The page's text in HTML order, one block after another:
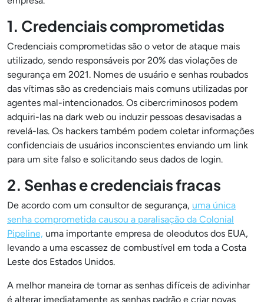
1. Credenciais comprometidas
Credenciais comprometidas são o vetor de ataque mais
utilizado, sendo responsáveis por 20% das violações de
segurança em 2021. Nomes de usuário e senhas roubados
das vítimas são as credenciais mais comuns utilizadas por
agentes mal-intencionados. Os cibercriminosos podem
adquiri-las na dark web ou induzir pessoas desavisadas a
revelá-las. Os hackers também podem coletar informações
confidenciais de usuários inconscientes enviando um link
para um site falso e solicitando seus dados de login.
2. Senhas e credenciais fracas
De acordo com um consultor de segurança, uma única
senha comprometida causou a paralisação da Colonial
Pipeline, uma importante empresa de oleodutos dos EUA,
levando a uma escassez de combustível em toda a Costa
Leste dos Estados Unidos.
A melhor maneira de tornar as senhas difíceis de adivinhar
é alterar imediatamente as senhas padrão e criar novas